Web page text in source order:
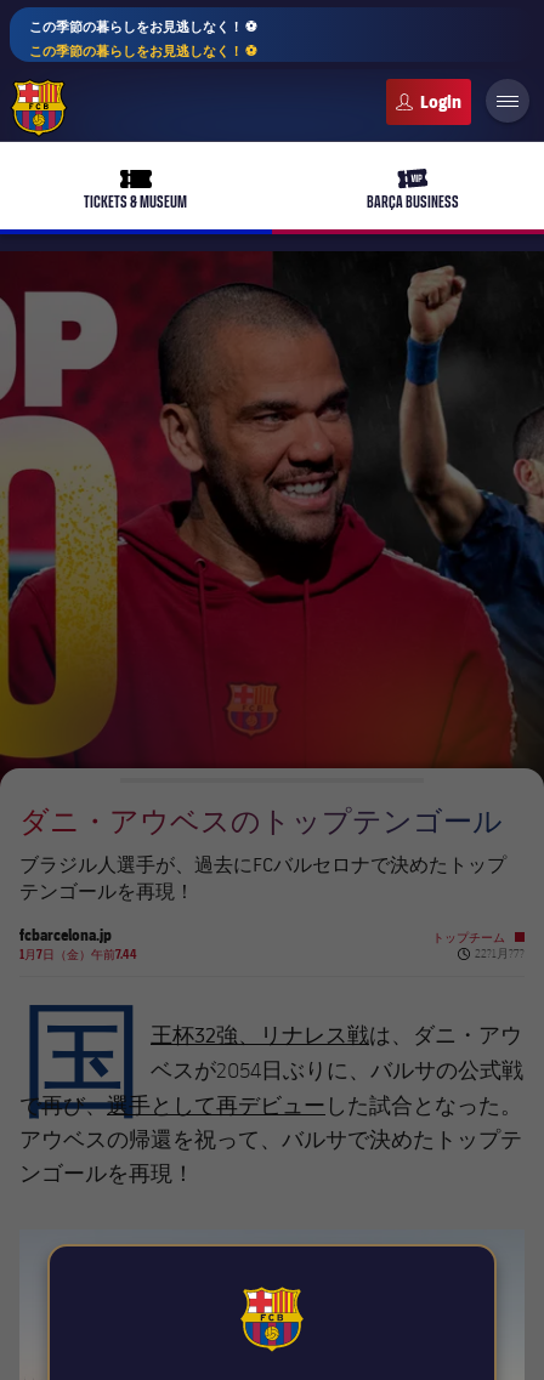
この季節の暮らしをお見逃しなく！ ⚽️
この季節の暮らしをお見逃しなく！ ⚽️
ticket-full
TICKETS & MUSEUM
ticket-vip
BARÇA BUSINESS
plusicon
label.aria.plus
バルサアカデミー
plusicon
label.aria.plus
10年毎
会長
監督
plusicon
label.aria.plus
Facilities
PLUSICON
LABEL.ARIA.PLUS
トップチーム
女子サッカー
plusicon
label.aria.plus
スケジュール
チケット
結果
順位表
バルサAtlètic
plusicon
label.aria.plus
スケジュール
チケット
結果
PLUSICON
LABEL.ARIA.PLUS
トップチーム
スケジュール
チケット
結果
順位表
PLUSICON
LABEL.ARIA.PLUS
トップチーム
スケジュール
チケット
結果
順位表
PLUSICON
LABEL.ARIA.PLUS
トップチーム
スケジュール
チケット
結果
順位表
トップチーム
plusicon
label.aria.plus
スケジュール
チケット
ダニ・アウベスのトップテンゴール
ブラジル人選手が、過去にFCバルセロナで決めたトップ
テンゴールを再現！
fcbarcelona.jp
1月7日（金）午前7.44
トップチーム
Published
22?1月?7?
国 王杯32強、リナレス戦は、 ダニ・アウ
ベス が2054日ぶりに、バルサの公式戦
で再び、選手として再デビュー した試合となった。
アウベスの帰還を祝って、バルサで決めたトップテ
ンゴールを再現！
FCB Barcelona badge